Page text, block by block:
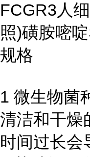
FCGR3人
照)磺胺嘧
规格
1 微生物菌
清洁和干燥
时间过长会